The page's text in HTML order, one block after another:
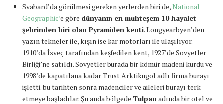
Svabard’da görülmesi gereken yerlerden biri de,National
Geographic’e göre dünyanın en muhteşem 10 hayalet
şehrinden biri olan Pyramiden kenti. Longyearbyen’den
yazın tekneler ile, kışın ise kar motorları ile ulaşılıyor.
1910’da İsveç tarafından keşfedilen kent, 1927’de Sovyetler
Birliği’ne satıldı. Sovyetler burada bir kömür madeni kurdu ve
1998’de kapatılana kadar Trust Arktikugol adlı firma burayı
işletti. bu tarihten sonra madenciler ve aileleri burayı terk
etmeye başladılar. Şu anda bölgede Tulpanadında bir otel ve